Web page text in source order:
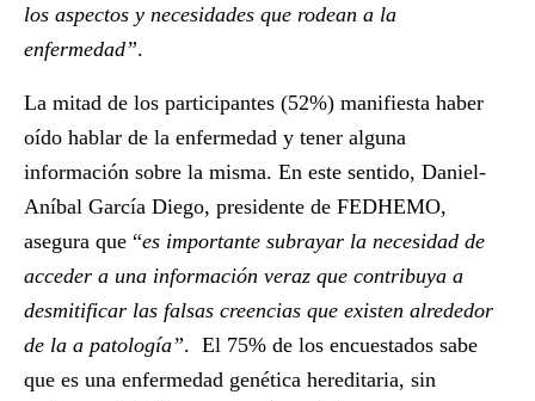
los aspectos y necesidades que rodean a la
enfermedad”.
La mitad de los participantes (52%) manifiesta haber
oído hablar de la enfermedad y tener alguna
información sobre la misma. En este sentido, Daniel-
Aníbal García Diego, presidente de FEDHEMO,
asegura que “es importante subrayar la necesidad de
acceder a una información veraz que contribuya a
desmitificar las falsas creencias que existen alrededor
de la a patología”. El 75% de los encuestados sabe
que es una enfermedad genética hereditaria, sin